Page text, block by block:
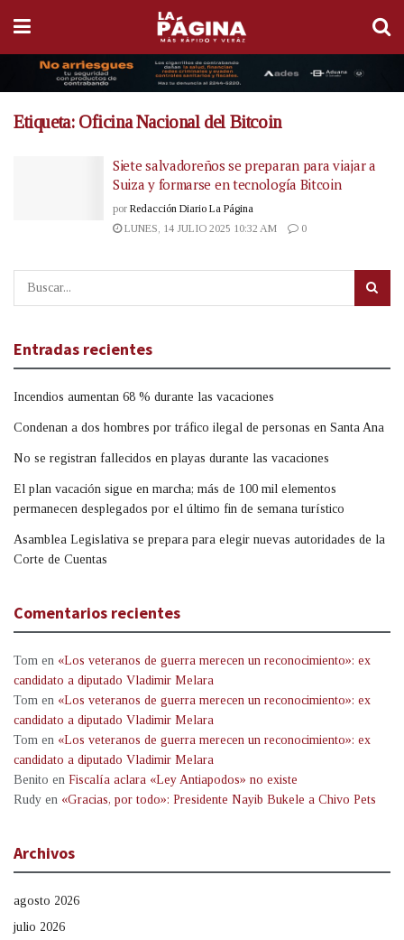
Etiqueta: Oficina Nacional del Bitcoin
Siete salvadoreños se preparan para viajar a
Suiza y formarse en tecnología Bitcoin
por Redacción Diario La Página
LUNES, 14 JULIO 2025 10:32 AM
0
Entradas recientes
Incendios aumentan 68 % durante las vacaciones
Condenan a dos hombres por tráfico ilegal de personas en Santa Ana
No se registran fallecidos en playas durante las vacaciones
El plan vacación sigue en marcha; más de 100 mil elementos
permanecen desplegados por el último fin de semana turístico
Asamblea Legislativa se prepara para elegir nuevas autoridades de la
Corte de Cuentas
Comentarios recientes
Tom en «Los veteranos de guerra merecen un reconocimiento»: ex
candidato a diputado Vladimir Melara
Tom en «Los veteranos de guerra merecen un reconocimiento»: ex
candidato a diputado Vladimir Melara
Tom en «Los veteranos de guerra merecen un reconocimiento»: ex
candidato a diputado Vladimir Melara
Benito en Fiscalía aclara «Ley Antiapodos» no existe
Rudy en «Gracias, por todo»: Presidente Nayib Bukele a Chivo Pets
Archivos
agosto 2026
julio 2026